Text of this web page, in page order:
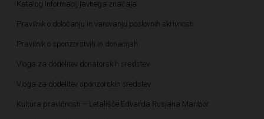
Katalog informacij javnega značaja
Pravilnik o določanju in varovanju poslovnih skrivnosti
Pravilnik o sponzorstvih in donacijah
Vloga za dodelitev donatorskih sredstev
Vloga za dodelitev sponzorskih sredstev
Kultura pravičnosti – Letališče Edvarda Rusjana Maribor